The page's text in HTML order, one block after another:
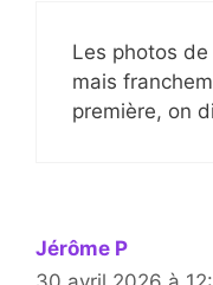
Les photos
mais
première, on
Jérôme P